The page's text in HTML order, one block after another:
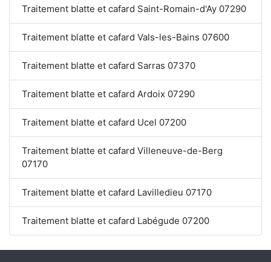
Traitement blatte et cafard Saint-Romain-d'Ay 07290
Traitement blatte et cafard Vals-les-Bains 07600
Traitement blatte et cafard Sarras 07370
Traitement blatte et cafard Ardoix 07290
Traitement blatte et cafard Ucel 07200
Traitement blatte et cafard Villeneuve-de-Berg
07170
Traitement blatte et cafard Lavilledieu 07170
Traitement blatte et cafard Labégude 07200